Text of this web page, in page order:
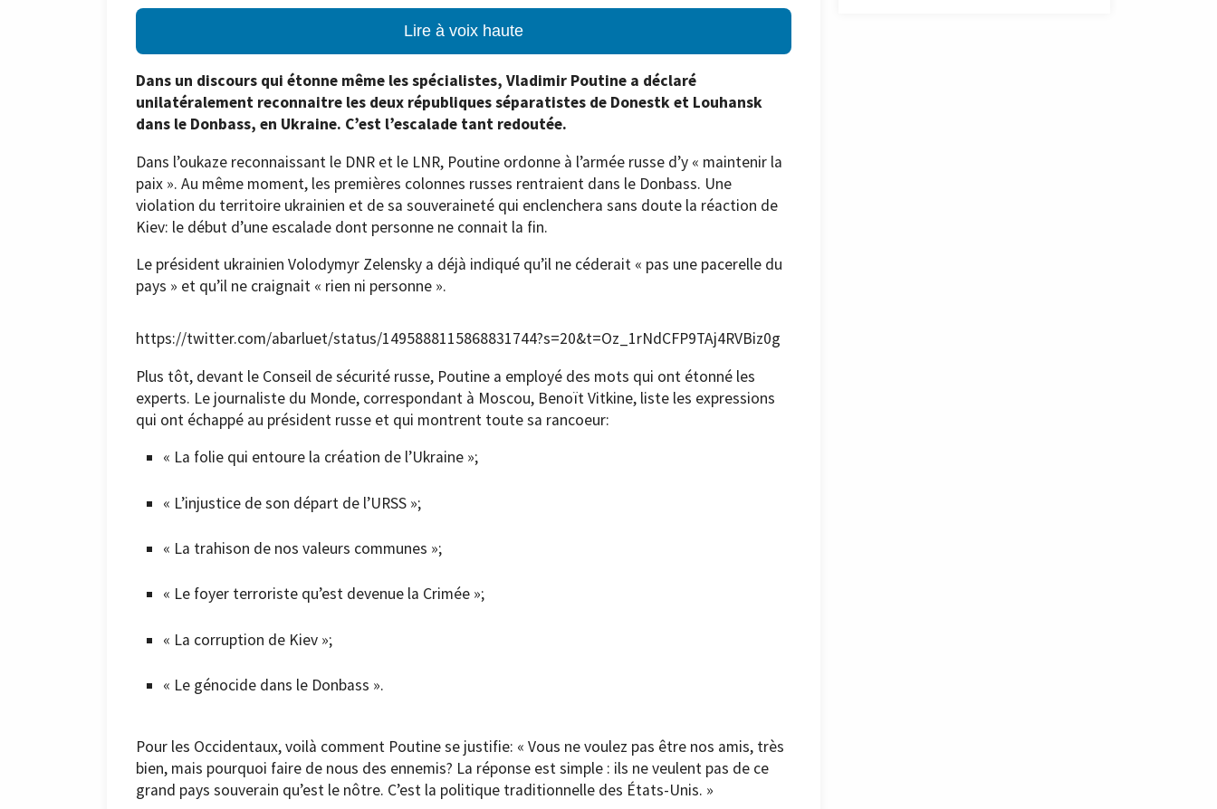
Lire à voix haute
Dans un discours qui étonne même les spécialistes, Vladimir Poutine a déclaré
unilatéralement reconnaitre les deux républiques séparatistes de Donestk et Louhansk
dans le Donbass, en Ukraine. C’est l’escalade tant redoutée.
Dans l’oukaze reconnaissant le DNR et le LNR, Poutine ordonne à l’armée russe d’y « maintenir la
paix ». Au même moment, les premières colonnes russes rentraient dans le Donbass. Une
violation du territoire ukrainien et de sa souveraineté qui enclenchera sans doute la réaction de
Kiev: le début d’une escalade dont personne ne connait la fin.
Le président ukrainien Volodymyr Zelensky a déjà indiqué qu’il ne céderait « pas une pacerelle du
pays » et qu’il ne craignait « rien ni personne ».
https://twitter.com/abarluet/status/1495888115868831744?s=20&t=Oz_1rNdCFP9TAj4RVBiz0g
Plus tôt, devant le Conseil de sécurité russe, Poutine a employé des mots qui ont étonné les
experts. Le journaliste du Monde, correspondant à Moscou, Benoït Vitkine, liste les expressions
qui ont échappé au président russe et qui montrent toute sa rancoeur:
« La folie qui entoure la création de l’Ukraine »;
« L’injustice de son départ de l’URSS »;
« La trahison de nos valeurs communes »;
« Le foyer terroriste qu’est devenue la Crimée »;
« La corruption de Kiev »;
« Le génocide dans le Donbass ».
Pour les Occidentaux, voilà comment Poutine se justifie: « Vous ne voulez pas être nos amis, très
bien, mais pourquoi faire de nous des ennemis? La réponse est simple : ils ne veulent pas de ce
grand pays souverain qu’est le nôtre. C’est la politique traditionnelle des États-Unis. »